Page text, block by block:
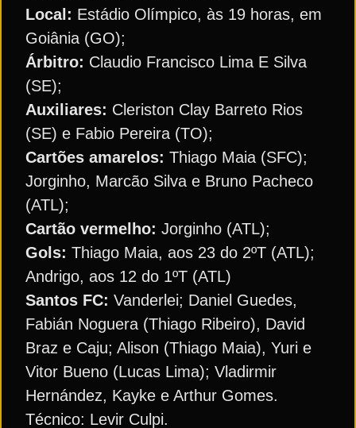
Local: Estádio Olímpico, às 19 horas, em
Goiânia (GO);
Árbitro: Claudio Francisco Lima E Silva
(SE);
Auxiliares: Cleriston Clay Barreto Rios
(SE) e Fabio Pereira (TO);
Cartões amarelos: Thiago Maia (SFC);
Jorginho, Marcão Silva e Bruno Pacheco
(ATL);
Cartão vermelho: Jorginho (ATL);
Gols: Thiago Maia, aos 23 do 2ºT (ATL);
Andrigo, aos 12 do 1ºT (ATL)
Santos FC: Vanderlei; Daniel Guedes,
Fabián Noguera (Thiago Ribeiro), David
Braz e Caju; Alison (Thiago Maia), Yuri e
Vitor Bueno (Lucas Lima); Vladirmir
Hernández, Kayke e Arthur Gomes.
Técnico: Levir Culpi.